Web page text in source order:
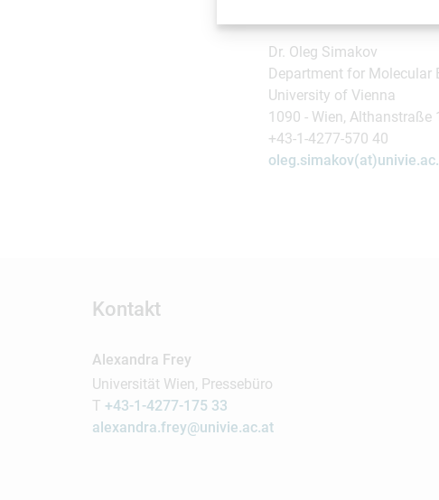
Dr. Oleg Simakov
Department for Molecular
University of Vienna
1090 - Wien, Althanstraße
+43-1-4277-570 40
Kontakt
Alexandra Frey
Universität Wien, Pressebüro
T +43-1-4277-175 33
alexandra.frey@univie.ac.at